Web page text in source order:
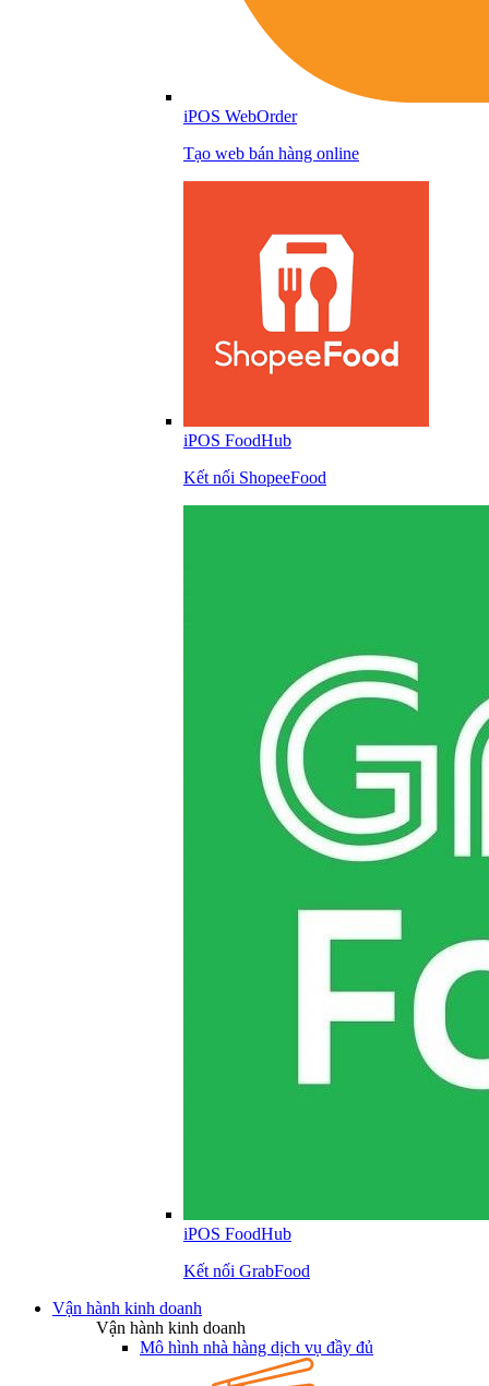
iPOS WebOrder
Tạo web bán hàng online
iPOS FoodHub
Kết nối ShopeeFood
iPOS FoodHub
Kết nối GrabFood
Vận hành kinh doanh
Vận hành kinh doanh
Mô hình nhà hàng dịch vụ đầy đủ